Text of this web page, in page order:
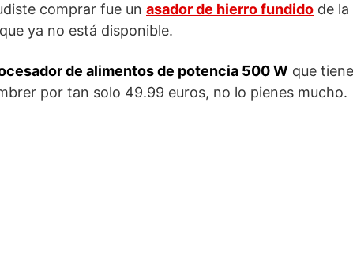
comprar fue un asador de hierro fundido de
ya no está disponible.
de alimentos de potencia 500 W que
por tan solo 49.99 euros, no lo pienes mucho.